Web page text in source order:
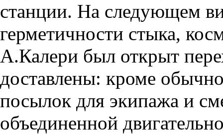
станции. На следующем
герметичности стыка,
А.Калери был открыт
доставлены: кроме
посылок для экипажа и
объединенной